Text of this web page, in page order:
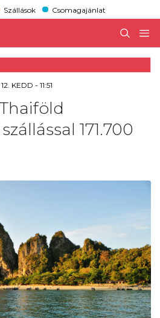
Szállások Csomagajánlat
KEDD - 11:51
171.700